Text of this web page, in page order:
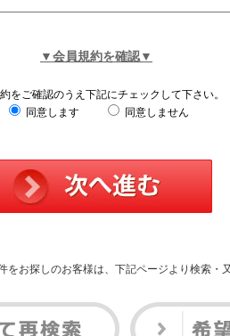
▼会員規約を確認▼
をご確認のうえ下記にチェックして下さい。
同意します
同意しません
をお探しのお客様は、下記ページより検索・